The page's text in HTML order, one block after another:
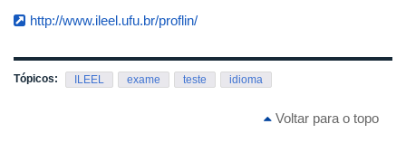
http://www.ileel.ufu.br/proflin/
Tópicos: ILEEL exame teste idioma
Voltar para o topo